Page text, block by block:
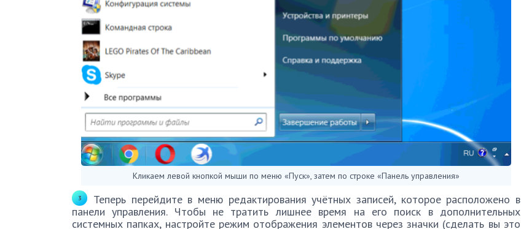
Кликаем левой кнопкой мыши по меню «Пуск», затем по строке «Панель управления»
Теперь перейдите в меню редактирования учётных записей, которое расположено в
панели управления. Чтобы не тратить лишнее время на его поиск в дополнительных
системных папках, настройте режим отображения элементов через значки (сделать вы это